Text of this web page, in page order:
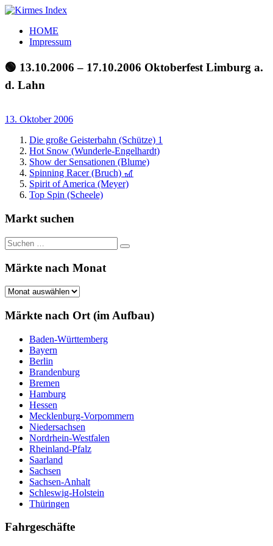
Zum
springen
Kirmes
Index
Tourpläne
der
letzten
Jahre
HOME
Impressum
🟢 13.10.2006 – 17.10.2006 Oktoberfest Limburg a.
d. Lahn
13. Oktober 2006
Die große Geisterbahn (Schütze) 1
Hot Snow (Wunderle-Engelhardt)
Show der Sensationen (Blume)
Spinning Racer (Bruch) 🎢
Spirit of America (Meyer)
Top Spin (Scheele)
Markt suchen
Suchen
nach:
Suchen
Märkte nach Monat
Märkte
Monat
Märkte nach Ort (im Aufbau)
Baden-Württemberg
Bayern
Berlin
Brandenburg
Bremen
Hamburg
Hessen
Mecklenburg-Vorpommern
Niedersachsen
Nordrhein-Westfalen
Rheinland-Pfalz
Saarland
Sachsen
Sachsen-Anhalt
Schleswig-Holstein
Thüringen
Fahrgeschäfte